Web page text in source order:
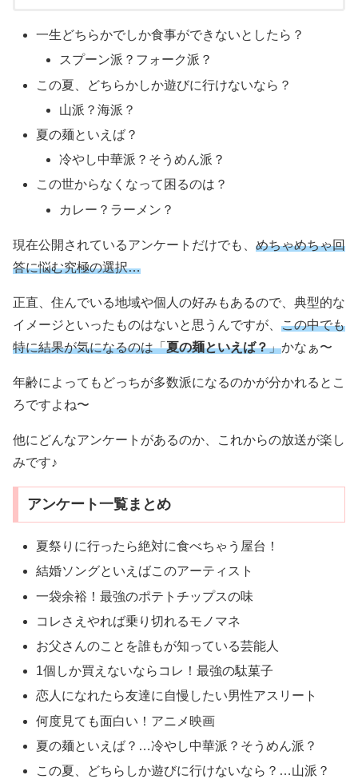
一生どちらかでしか食事ができないとしたら？
スプーン派？フォーク派？
この夏、どちらかしか遊びに行けないなら？
山派？海派？
夏の麺といえば？
冷やし中華派？そうめん派？
この世からなくなって困るのは？
カレー？ラーメン？
現在公開されているアンケートだけでも、 めちゃめちゃ回
答に悩む究極の選択…
正直、住んでいる地域や個人の好みもあるので、典型的な
イメージといったものはないと思うんですが、 この中でも
特に結果が気になるのは「夏の麺といえば？」かなぁ〜
年齢によってもどっちが多数派になるのかが分かれるとこ
ろですよね〜
他にどんなアンケートがあるのか、これからの放送が楽し
みです♪
アンケート一覧まとめ
夏祭りに行ったら絶対に食べちゃう屋台！
結婚ソングといえばこのアーティスト
一袋余裕！最強のポテトチップスの味
コレさえやれば乗り切れるモノマネ
お父さんのことを誰もが知っている芸能人
1個しか買えないならコレ！最強の駄菓子
恋人になれたら友達に自慢したい男性アスリート
何度見ても面白い！アニメ映画
夏の麺といえば？…冷やし中華派？そうめん派？
この夏、どちらしか遊びに行けないなら？…山派？